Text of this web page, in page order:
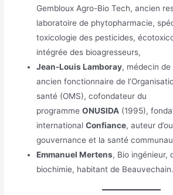
Gembloux Agro-Bio Tech, ancien
laboratoire de phytopharmacie,
toxicologie des pesticides,
intégrée des bioagresseurs,
Jean-Louis Lamboray, médecin
ancien fonctionnaire de
santé (OMS), cofondateur du
programmeONUSIDA (1995),
internationalConfiance, auteur
gouvernance et la santé
Emmanuel Mertens, Bio ingénieur,
biochimie, habitant de Beauvechain.